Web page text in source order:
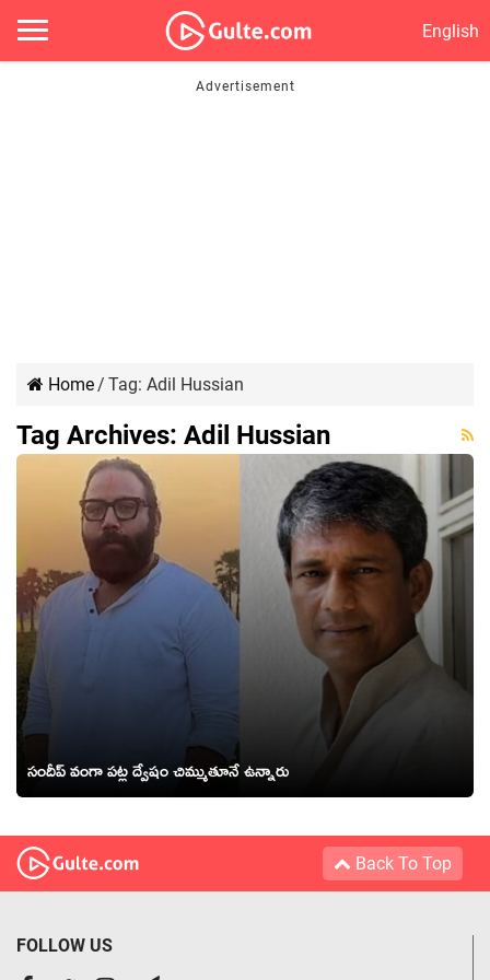
English
Home/ Tag: Adil Hussian
Tag Archives: Adil Hussian
సందీప్ వంగా పట్ల ద్వేషం చిమ్ముతూనే ఉన్నారు
Back To Top
FOLLOW US